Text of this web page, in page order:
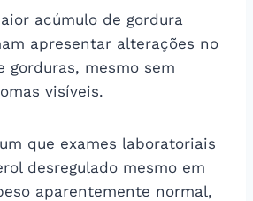
acúmulo de gordura
apresentar alterações no
gorduras, mesmo sem
visíveis.
que exames laboratoriais
desregulado mesmo em
aparentemente normal,